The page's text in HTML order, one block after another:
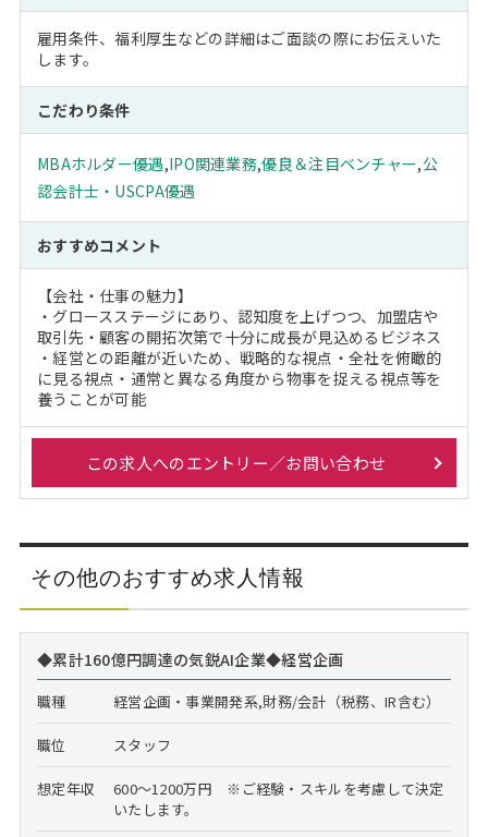
雇用条件、福利厚生などの詳細はご面談の際にお伝えいた
します。
こだわり条件
MBAホルダー優遇,IPO関連業務,優良＆注目ベンチャー,公
認会計士・USCPA優遇
おすすめコメント
【会社・仕事の魅力】
・グロースステージにあり、認知度を上げつつ、加盟店や
取引先・顧客の開拓次第で十分に成長が見込めるビジネス
・経営との距離が近いため、戦略的な視点・全社を俯瞰的
に見る視点・通常と異なる角度から物事を捉える視点等を
養うことが可能
この求人へのエントリー／お問い合わせ
その他のおすすめ求人情報
◆累計160億円調達の気鋭AI企業◆経営企画
職種 経営企画・事業開発系,財務/会計（税務、IR含む）
職位 スタッフ
想定年収
600～1200万円 ※ご経験・スキルを考慮して決定
いたします。